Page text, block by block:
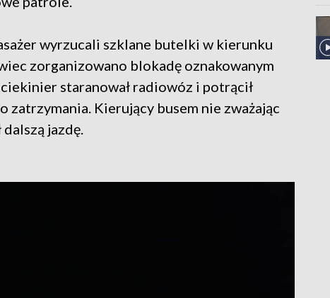
wyrzucali szklane butelki w kierunku
zorganizowano blokadę oznakowanym
staranował radiowóz i potrącił
zatrzymania. Kierujący busem nie zważając
jazdę.